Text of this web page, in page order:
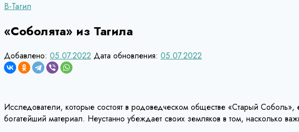
В-Тагил
«Соболята» из Тагила
Добавлено: 05.07.2022 Дата обновления: 05.07.2022
Исследователи, которые состоят в родоведческом обществе «Старый
богатейший материал. Неустанно убеждает своих земляков в том, насколько